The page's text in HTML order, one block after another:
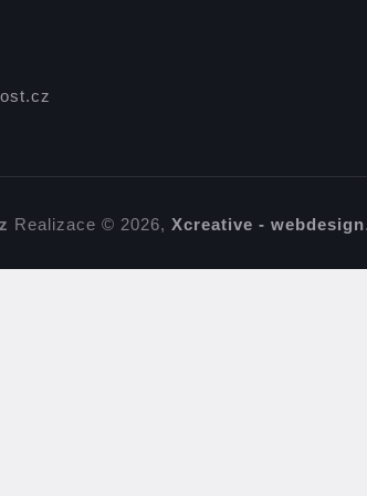
Realizace © 2026,Xcreative - webdesign.